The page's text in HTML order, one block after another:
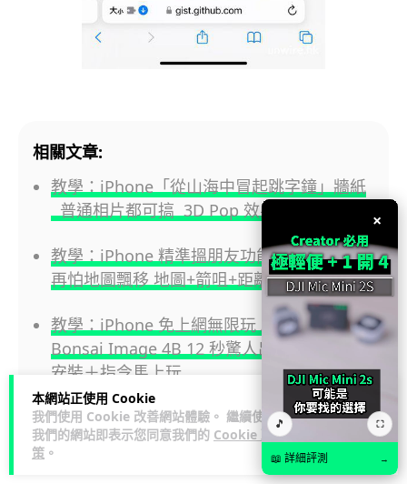
本網站正使用 Cookie
我們使用 Cookie 改善網站體驗。 繼續使用
我們的網站即表示您同意我們的 Cookie 政
策 。
相關文章:
教學：iPhone「從山海中冒起跳字鐘」牆紙
普通相片都可搞 3D Pop 效果夠型
教學：iPhone 精準搵朋友功能 聚會搵人不
再怕地圖飄移 地圖+箭咀+距離三重指引
教學：iPhone 免上網無限玩 AI 製圖模型
Bonsai Image 4B 12 秒驚人出圖速度 簡單
安裝＋指令馬上玩
Step 4
×
🎵 ⛶
📖 詳細評測 →